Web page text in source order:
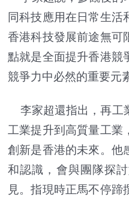
同科技應用在日常生活
香港科技發展前途無可
點就是全面提升香港競
競爭力中必然的重要元
李家超還指出，再工
工業提升到高質量工業
創新是香港的未來。他
和認識，會與團隊探
見。指現時正馬不停蹄